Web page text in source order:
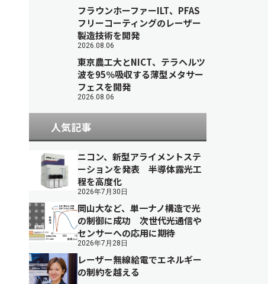
フラウンホーファーILT、PFAS
フリーコーティングのレーザー
製造技術を開発
2026.08.06
東京農工大とNICT、テラヘルツ
波を95％吸収する薄型メタサー
フェスを開発
2026.08.06
人気記事
ニコン、新型アライメントステ
ーションを発表 半導体露光工
程を高度化
2026年7月30日
岡山大など、単一ナノ構造で光
の制御に成功 次世代光通信や
センサーへの応用に期待
2026年7月28日
レーザー無線給電でエネルギー
の制約を越える